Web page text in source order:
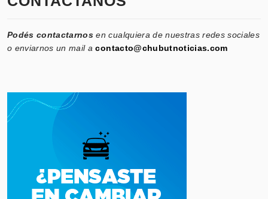
Podés contactarnos en cualquiera de nuestras redes sociales
o enviarnos un mail acontacto@chubutnoticias.com